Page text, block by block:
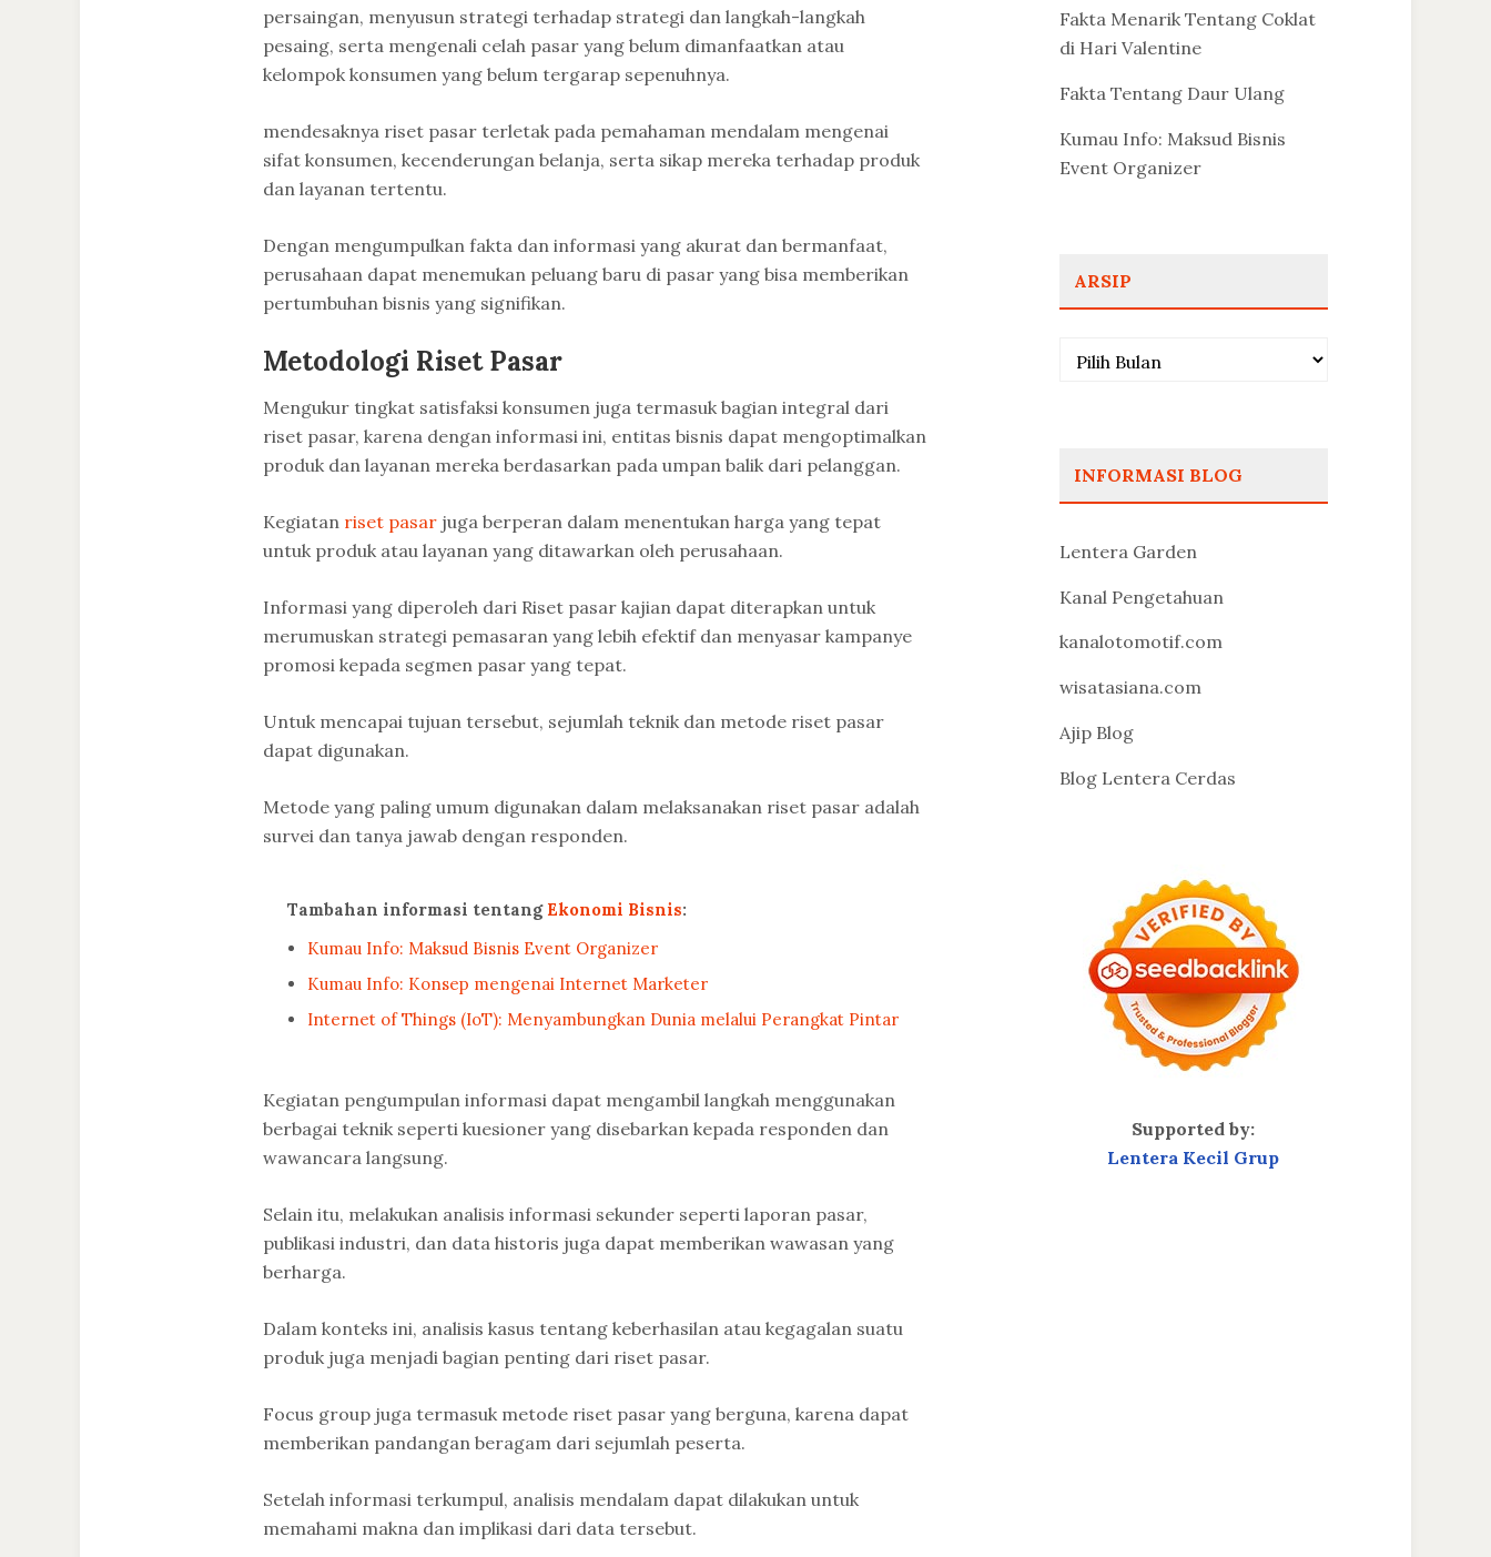
persaingan, menyusun strategi terhadap strategi dan langkah-langkah
pesaing, serta mengenali celah pasar yang belum dimanfaatkan atau
kelompok konsumen yang belum tergarap sepenuhnya.
mendesaknya riset pasar terletak pada pemahaman mendalam mengenai
sifat konsumen, kecenderungan belanja, serta sikap mereka terhadap produk
dan layanan tertentu.
Dengan mengumpulkan fakta dan informasi yang akurat dan bermanfaat,
perusahaan dapat menemukan peluang baru di pasar yang bisa memberikan
pertumbuhan bisnis yang signifikan.
Metodologi Riset Pasar
Mengukur tingkat satisfaksi konsumen juga termasuk bagian integral dari
riset pasar, karena dengan informasi ini, entitas bisnis dapat mengoptimalkan
produk dan layanan mereka berdasarkan pada umpan balik dari pelanggan.
Kegiatan riset pasarjuga berperan dalam menentukan harga yang tepat
untuk produk atau layanan yang ditawarkan oleh perusahaan.
Informasi yang diperoleh dari Riset pasar kajian dapat diterapkan untuk
merumuskan strategi pemasaran yang lebih efektif dan menyasar kampanye
promosi kepada segmen pasar yang tepat.
Untuk mencapai tujuan tersebut, sejumlah teknik dan metode riset pasar
dapat digunakan.
Metode yang paling umum digunakan dalam melaksanakan riset pasar adalah
survei dan tanya jawab dengan responden.
Tambahan informasi tentang Ekonomi Bisnis:
Kumau Info: Maksud Bisnis Event Organizer
Kumau Info: Konsep mengenai Internet Marketer
Internet of Things (IoT): Menyambungkan Dunia melalui Perangkat Pintar
Kegiatan pengumpulan informasi dapat mengambil langkah menggunakan
berbagai teknik seperti kuesioner yang disebarkan kepada responden dan
wawancara langsung.
Selain itu, melakukan analisis informasi sekunder seperti laporan pasar,
publikasi industri, dan data historis juga dapat memberikan wawasan yang
berharga.
Dalam konteks ini, analisis kasus tentang keberhasilan atau kegagalan suatu
produk juga menjadi bagian penting dari riset pasar.
Focus group juga termasuk metode riset pasar yang berguna, karena dapat
memberikan pandangan beragam dari sejumlah peserta.
Setelah informasi terkumpul, analisis mendalam dapat dilakukan untuk
memahami makna dan implikasi dari data tersebut.
Fakta Menarik Tentang Coklat
di Hari Valentine
Fakta Tentang Daur Ulang
Kumau Info: Maksud Bisnis
Event Organizer
ARSIP
Arsip
INFORMASI BLOG
Lentera Garden
Kanal Pengetahuan
kanalotomotif.com
wisatasiana.com
Ajip Blog
Blog Lentera Cerdas
Supported by:
Lentera Kecil Grup